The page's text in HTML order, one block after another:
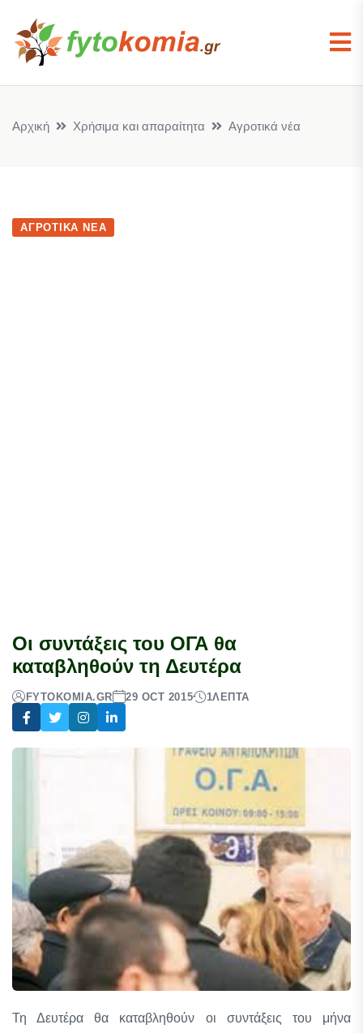
Αρχική Χρήσιμα και απαραίτητα Αγροτικά νέα
ΑΓΡΟΤΙΚΆ ΝΈΑ
Οι συντάξεις του ΟΓΑ θα
καταβληθούν τη Δευτέρα
FYTOKOMIA.GR 29 OCT 2015 1ΛΕΠΤΆ
Τη Δευτέρα θα καταβληθούν οι συντάξεις του μήνα